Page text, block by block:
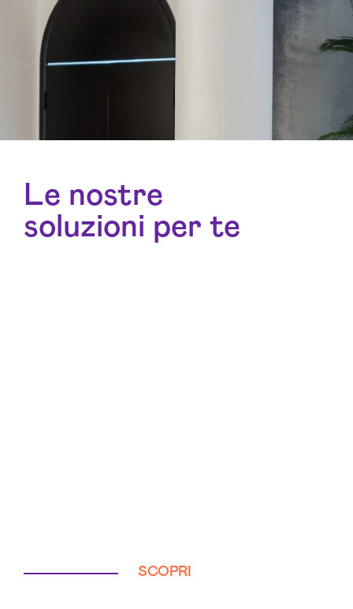
Le nostre
soluzioni per te
SCOPRI